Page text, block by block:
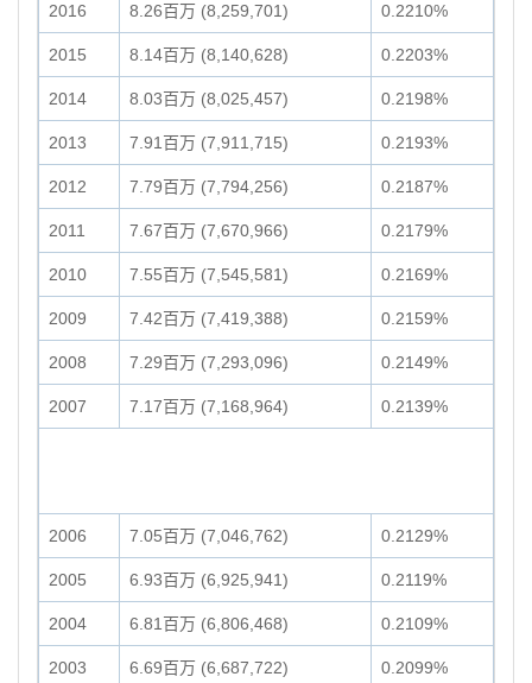
2016 8.26百万 (8,259,701) 0.2210%
2015 8.14百万 (8,140,628) 0.2203%
2014 8.03百万 (8,025,457) 0.2198%
2013 7.91百万 (7,911,715) 0.2193%
2012 7.79百万 (7,794,256) 0.2187%
2011 7.67百万 (7,670,966) 0.2179%
2010 7.55百万 (7,545,581) 0.2169%
2009 7.42百万 (7,419,388) 0.2159%
2008 7.29百万 (7,293,096) 0.2149%
2007 7.17百万 (7,168,964) 0.2139%
2006 7.05百万 (7,046,762) 0.2129%
2005 6.93百万 (6,925,941) 0.2119%
2004 6.81百万 (6,806,468) 0.2109%
2003 6.69百万 (6,687,722) 0.2099%